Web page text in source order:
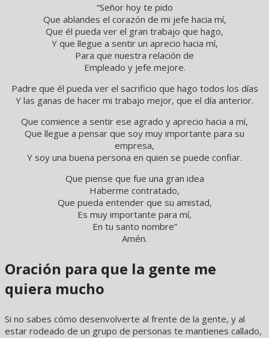
“Señor hoy te pido
Que ablandes el corazón de mi jefe hacia mí,
Que él pueda ver el gran trabajo que hago,
Y que llegue a sentir un aprecio hacia mí,
Para que nuestra relación de
Empleado y jefe mejore.
Padre que él pueda ver el sacrificio que hago todos los días
Y las ganas de hacer mi trabajo mejor, que el día anterior.
Que comience a sentir ese agrado y aprecio hacia a mí,
Que llegue a pensar que soy muy importante para su
empresa,
Y soy una buena persona en quien se puede confiar.
Que piense que fue una gran idea
Haberme contratado,
Que pueda entender que su amistad,
Es muy importante para mí,
En tu santo nombre”
Amén.
Oración para que la gente me
quiera mucho
Si no sabes cómo desenvolverte al frente de la gente, y al
estar rodeado de un grupo de personas te mantienes callado,